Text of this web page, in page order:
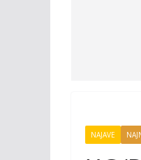
NAJAVE